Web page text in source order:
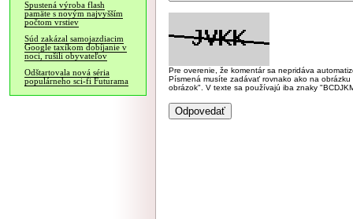
Spustená výroba flash
pamäte s novým najvyšším
počtom vrstiev
Súd zakázal samojazdiacim
Google taxíkom dobíjanie v
noci, rušili obyvateľov
Odštartovala nová séria
populárneho sci-fi Futurama
Pre overenie, že komentár sa nepridáva
Písmená musíte zadávať rovnako ako na
obrázok". V texte sa používajú iba znaky